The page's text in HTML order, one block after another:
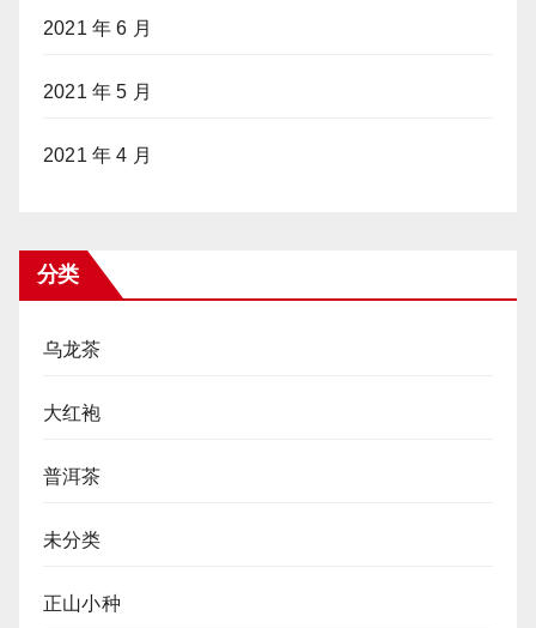
2021 年 6 月
2021 年 5 月
2021 年 4 月
分类
乌龙茶
大红袍
普洱茶
未分类
正山小种